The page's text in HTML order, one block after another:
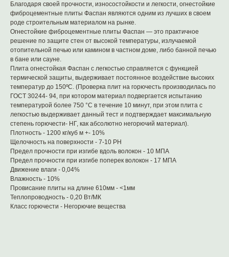
Благодаря своей прочности, износостойкости и легкости, огнестойкие
фиброцементные плиты Фаспан являются одним из лучших в своем
роде строительным материалом на рынке.
Огнестойкие фиброцементные плиты Фаспан — это практичное
решение по защите стен от высокой температуры, излучаемой
отопительной печью или камином в частном доме, либо банной печью
в бане или сауне.
Плита огнестойкая Фаспан с легкостью справляется с функцией
термической защиты, выдерживает постоянное воздействие высоких
температур до 150ºС. (Проверка плит на горючесть производилась по
ГОСТ 30244- 94, при котором материал подвергается испытанию
температурой более 750 °C в течение 10 минут, при этом плита с
легкостью выдерживает данный тест и подтверждает максимальную
степень горючести- НГ, как абсолютно негорючий материал).
Плотность - 1200 кг/куб м +- 10%
Щелочность на поверхности - 7-10 PH
Предел прочности при изгибе вдоль волокон - 10 МПА
Предел прочности при изгибе поперек волокон - 17 МПА
Движение влаги - 0,04%
Влажность - 10%
Провисание плиты на длине 610мм - <1мм
Теплопроводность - 0,20 Вт/МК
Класс горючести - Негорючие вещества